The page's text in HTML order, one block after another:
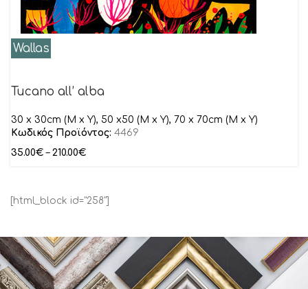
Wallas
Tucano all’ alba
30 x 30cm (M x Y), 50 x50 (M x Y), 70 x 70cm (M x Y)
Κωδικός Προϊόντος: 4469
35.00€ – 210.00€
[html_block id="258"]